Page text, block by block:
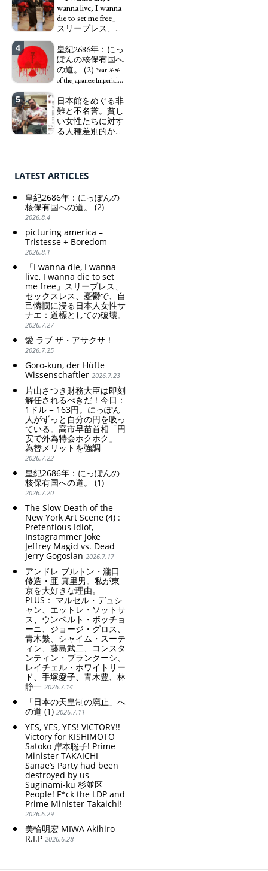
word "Art Worker"
(similar to "Essential
Worker", "Sex Worker" or
いる。高市早苗首
相「円安で外為特
会ホクホク」 為
Finance Minister
KATAYAMA Satsuki
should be fired
immediately! Today: 1
Japanese Have Long Been
Draining Their Own Yen.
Prime Minister
TAKAICHI Sanae: "The
of the exchange rate
wanna live, I wanna
die to set me free」
スリープレス、セ
で、自己憐憫に浸
る日本人女性サナ
エ：道標としての
破壊。"I wanna die, I
set me free" - Sanae, a
Japanese woman who is
sleepless, sexless, depressive
and wallowing in self-
4
皇紀2686年：にっ
ぽんの核保有国へ
の道。 (2) Year 2686
of the Japanese Imperial
Becoming a Nuclear
Power. (2)
5
日本館をめぐる非
難と不名誉。貧し
い女性たちに対す
る人種差別的かつ
化。戸籍制度の強
化。差別的な血統
思想の強化。
Criticism and disgrace
surrounding the Japan
colonial exploitation of
poor women.
conservative Japanese
patriarchy. Strengthening
of the family registration
system. Reinforcement of
discriminatory bloodline
ideology.
LATEST ARTICLES
皇紀2686年：にっぽんの
核保有国への道。 (2)
2026.8.4
picturing america –
Tristesse + Boredom
2026.8.1
「I wanna die, I wanna
live, I wanna die to set
me free」スリープレス、
セックスレス、憂鬱で、自
己憐憫に浸る日本人女性サ
ナエ：道標としての破壊。
2026.7.27
愛 ラブ ザ・アサクサ！
2026.7.25
Goro-kun, der Hüfte
Wissenschaftler 2026.7.23
片山さつき財務大臣は即刻
解任されるべきだ！今日：
1ドル = 163円。にっぽん
人がずっと自分の円を吸っ
ている。高市早苗首相「円
安で外為特会ホクホク」
為替メリットを強調
2026.7.22
皇紀2686年：にっぽんの
核保有国への道。 (1)
2026.7.20
The Slow Death of the
New York Art Scene (4) :
Pretentious Idiot,
Instagrammer Joke
Jeffrey Magid vs. Dead
Jerry Gogosian 2026.7.17
アンドレ ブルトン・瀧口
修造・亜 真里男。私が東
京を大好きな理由。
PLUS： マルセル・デュシ
ャン、エットレ・ソットサ
ス、ウンベルト・ボッチョ
ーニ、ジョージ・グロス、
青木繁、シャイム・スーテ
ィン、藤島武二、コンスタ
ンティン・ブランクーシ、
レイチェル・ホワイトリー
ド、手塚愛子、青木豊、林
静一 2026.7.14
「日本の天皇制の廃止」へ
の道 (1) 2026.7.11
YES, YES, YES! VICTORY!!
Victory for KISHIMOTO
Satoko 岸本聡子! Prime
Minister TAKAICHI
Sanae’s Party had been
destroyed by us
Suginami-ku 杉並区
People! F*ck the LDP and
Prime Minister Takaichi!
2026.6.29
美輪明宏 MIWA Akihiro
R.I.P 2026.6.28